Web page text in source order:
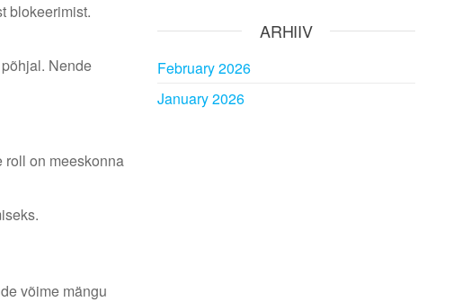
blokeerimist.
Nende
roll on meeskonna
võime mängu
ARHIIV
February 2026
January 2026